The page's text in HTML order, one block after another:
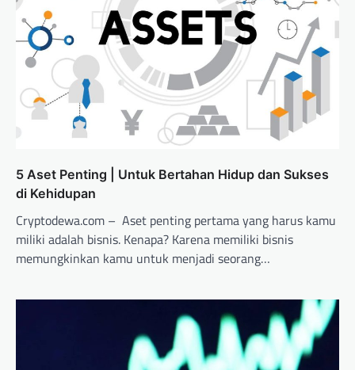
5 Aset Penting | Untuk Bertahan Hidup dan Sukses
di Kehidupan
Cryptodewa.com – Aset penting pertama yang harus kamu
miliki adalah bisnis. Kenapa? Karena memiliki bisnis
memungkinkan kamu untuk menjadi seorang…